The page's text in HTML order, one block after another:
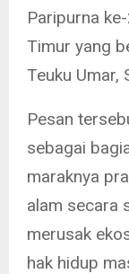
Paripurna
Timur yang
Teuku Umar,
Pesan
sebagai
maraknya
alam secara
merusak
hak hidup